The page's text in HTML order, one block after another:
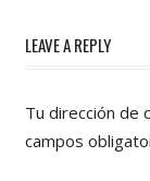
LEAVE A REPLY
Tu dirección de
campos